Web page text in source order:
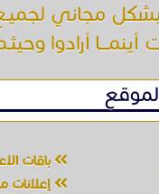
مجاني
أينمـــا أرادوا
باقات
إعلانات